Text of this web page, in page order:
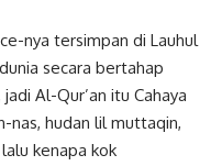
nya tersimpan di Lauhul
secara bertahap
Al-Qur’an itu Cahaya
nas, hudan lil muttaqin,
kenapa kok